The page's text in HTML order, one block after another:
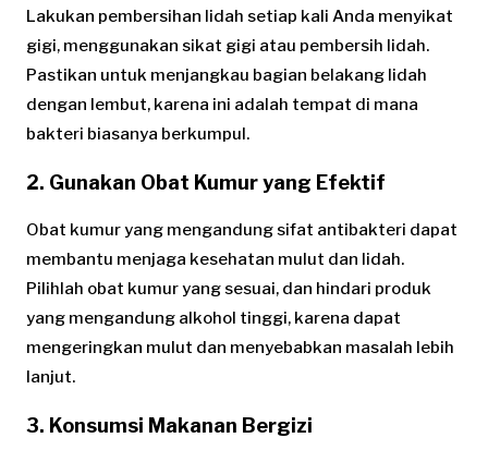
Lakukan pembersihan lidah setiap kali Anda menyikat
gigi, menggunakan sikat gigi atau pembersih lidah.
Pastikan untuk menjangkau bagian belakang lidah
dengan lembut, karena ini adalah tempat di mana
bakteri biasanya berkumpul.
2. Gunakan Obat Kumur yang Efektif
Obat kumur yang mengandung sifat antibakteri dapat
membantu menjaga kesehatan mulut dan lidah.
Pilihlah obat kumur yang sesuai, dan hindari produk
yang mengandung alkohol tinggi, karena dapat
mengeringkan mulut dan menyebabkan masalah lebih
lanjut.
3. Konsumsi Makanan Bergizi